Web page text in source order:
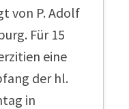
von P. Adolf
Für 15
eine
der hl.
in